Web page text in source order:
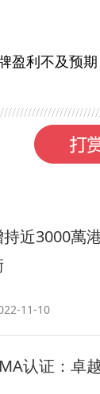
盈利不及预期
近3000萬
11-10
认证：卓